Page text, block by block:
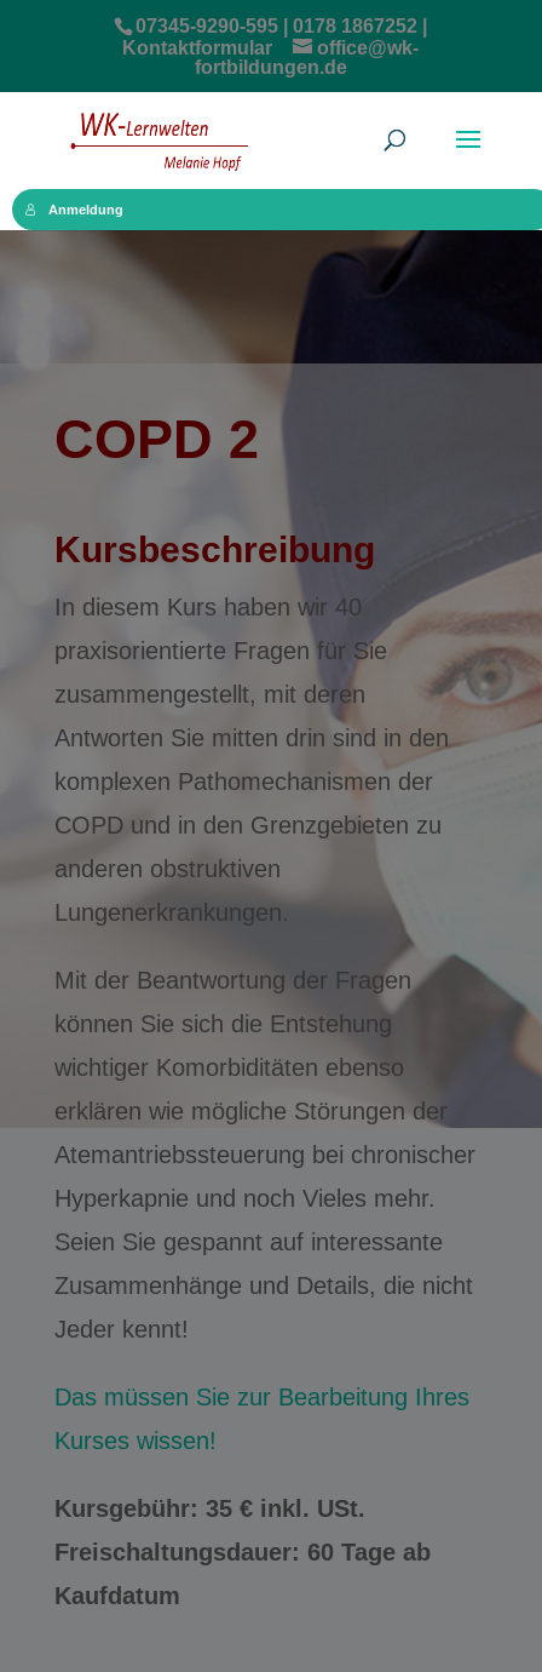
07345-9290-595 | 0178 1867252 |
Kontaktformular
office@wk-
fortbildungen.de
Anmeldung
COPD 2
Kursbeschreibung
In diesem Kurs haben wir 40
praxisorientierte Fragen für Sie
zusammengestellt, mit deren
Antworten Sie mitten drin sind in den
komplexen Pathomechanismen der
COPD und in den Grenzgebieten zu
anderen obstruktiven
Lungenerkrankungen.
Mit der Beantwortung der Fragen
können Sie sich die Entstehung
wichtiger Komorbiditäten ebenso
erklären wie mögliche Störungen der
Atemantriebssteuerung bei chronischer
Hyperkapnie und noch Vieles mehr.
Seien Sie gespannt auf interessante
Zusammenhänge und Details, die nicht
Jeder kennt!
Das müssen Sie zur Bearbeitung Ihres
Kurses wissen!
Kursgebühr: 35 € inkl. USt.
Freischaltungsdauer: 60 Tage ab
Kaufdatum